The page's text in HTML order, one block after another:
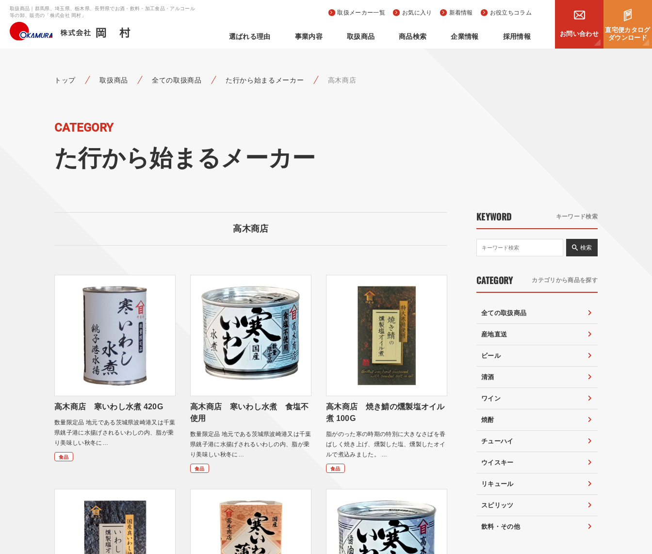
選ばれる理由 事業内容 取扱商品 商品検索 企業情報 採用情報
取扱メーカー一覧 お気に入り 新着情報 お役立ちコラム
お問い合わせ
直宅便カタログ
ダウンロード
取扱商品｜群馬県、埼玉県、栃木県、長野県でお酒・飲料・加工食品・アルコール
等の卸、販売の「株式会社 岡村」
トップ 取扱商品 全ての取扱商品 た行から始まるメーカー 高木商店
CATEGORY
た行から始まるメーカー
高木商店
高木商店 寒いわし水煮 420G
数量限定品 地元である茨城県波崎港又は千葉
県銚子港に水揚げされるいわしの内、脂が乗
り美味しい秋冬に…
食品
高木商店 寒いわし水煮 食塩不
使用
数量限定品 地元である茨城県波崎港又は千葉
県銚子港に水揚げされるいわしの内、脂が乗
り美味しい秋冬に…
食品
高木商店 焼き鯖の燻製塩オイル
煮 100G
脂がのった寒の時期の特別に大きなさばを香
ばしく焼き上げ、燻製した塩、燻製したオイ
ルで煮込みました。 …
食品
KEYWORD キーワード検索
検索
CATEGORY カテゴリから商品を探す
全ての取扱商品
産地直送
ビール
清酒
ワイン
焼酎
チューハイ
ウイスキー
リキュール
スピリッツ
飲料・その他